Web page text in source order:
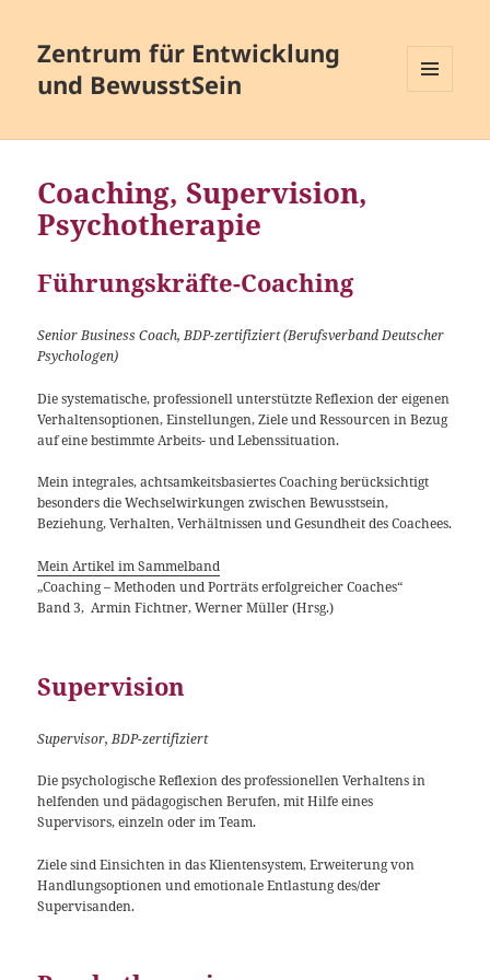
Zentrum für Entwicklung
und BewusstSein
WIDGETS
Coaching, Supervision,
Psychotherapie
Führungskräfte-Coaching
Senior Business Coach, BDP-zertifiziert (Berufsverband Deutscher
Psychologen)
Die systematische, professionell unterstützte Reflexion der eigenen
Verhaltensoptionen, Einstellungen, Ziele und Ressourcen in Bezug
auf eine bestimmte Arbeits- und Lebenssituation.
Mein integrales, achtsamkeitsbasiertes Coaching berücksichtigt
besonders die Wechselwirkungen zwischen Bewusstsein,
Beziehung, Verhalten, Verhältnissen und Gesundheit des Coachees.
Mein Artikel im Sammelband
„Coaching – Methoden und Porträts erfolgreicher Coaches“
Band 3, Armin Fichtner, Werner Müller (Hrsg.)
Supervision
Supervisor, BDP-zertifiziert
Die psychologische Reflexion des professionellen Verhaltens in
helfenden und pädagogischen Berufen, mit Hilfe eines
Supervisors, einzeln oder im Team.
Ziele sind Einsichten in das Klientensystem, Erweiterung von
Handlungsoptionen und emotionale Entlastung des/der
Supervisanden.